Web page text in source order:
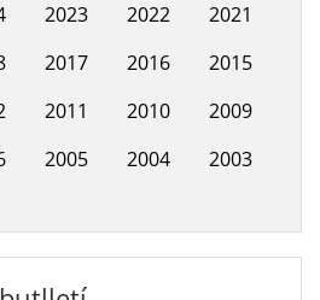
2023 2022
2021
2017 2016
2015
2011 2010
2009
2005 2004
2003